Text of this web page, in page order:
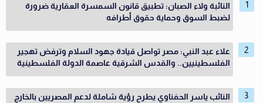
النائبة ولاء الصبان: تطبيق قانون السمسرة العقارية ضرورة
لضبط السوق وحماية حقوق أطرافه
علاء عبد النبي: مصر تواصل قيادة جهود السلام وترفض تهجير
الفلسطينيين.. والقدس الشرقية عاصمة الدولة الفلسطينية
النائب ياسر الحفناوي يطرح رؤية شاملة لدعم المصريين بالخارج